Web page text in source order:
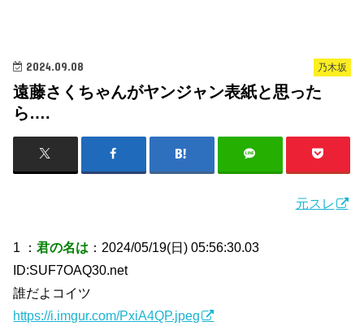
乃木坂
2024.09.08
遠藤さくちゃんがヤンジャン表紙と思った
ら….
元スレ
1 ：君の名は ：2024/05/19(日) 05:56:30.03
ID:SUF7OAQ30.net
誰だよコイツ
https://i.imgur.com/PxiA4QP.jpeg